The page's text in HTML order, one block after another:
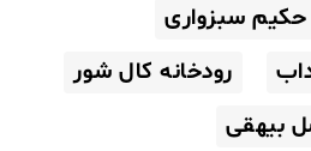
حکیم سبزواری
رودخانه کال شور
بیهقی